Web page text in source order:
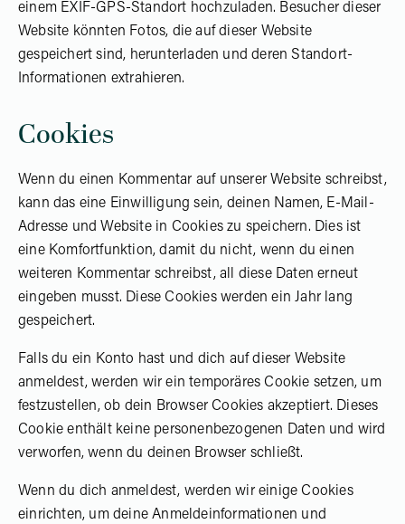
einem EXIF-GPS-Standort hochzuladen. Besucher dieser
Website könnten Fotos, die auf dieser Website
gespeichert sind, herunterladen und deren Standort-
Informationen extrahieren.
Cookies
Wenn du einen Kommentar auf unserer Website schreibst,
kann das eine Einwilligung sein, deinen Namen, E-Mail-
Adresse und Website in Cookies zu speichern. Dies ist
eine Komfortfunktion, damit du nicht, wenn du einen
weiteren Kommentar schreibst, all diese Daten erneut
eingeben musst. Diese Cookies werden ein Jahr lang
gespeichert.
Falls du ein Konto hast und dich auf dieser Website
anmeldest, werden wir ein temporäres Cookie setzen, um
festzustellen, ob dein Browser Cookies akzeptiert. Dieses
Cookie enthält keine personenbezogenen Daten und wird
verworfen, wenn du deinen Browser schließt.
Wenn du dich anmeldest, werden wir einige Cookies
einrichten, um deine Anmeldeinformationen und